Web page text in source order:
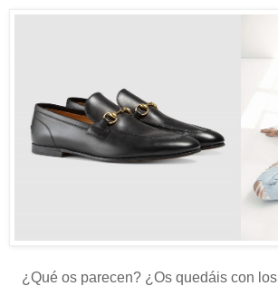
¿Qué os parecen? ¿Os quedáis con